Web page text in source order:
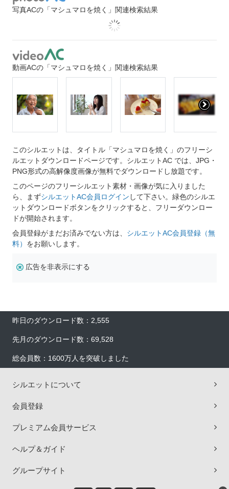
写真ACの「マシュマロを焼く」関連検索結果
動画ACの「マシュマロを焼く」関連検索結果
このシルエットは、タイトル「マシュマロを焼く」のフリーシ
ルエットダウンロードページです。シルエットAC では、JPG・
PNG形式の高解像度画像が無料でダウンロードし放題です。
このページのフリーシルエット素材・画像が気に入りました
ら、まずシルエットAC会員ログイン して下さい。緑色のシルエ
ットダウンロードボタンをクリックすると、フリーダウンロー
ドが開始されます。
会員登録がまだお済みでない方は、 シルエットAC会員登録（無
料） をお願いします。
広告を非表示にする
昨日のダウンロード数：2,555
先月のダウンロード数：69,528
総会員数：1600万人を突破しました
シルエットについて
会員登録
プレミアム会員サービス
ヘルプ＆ガイド
グループサイト